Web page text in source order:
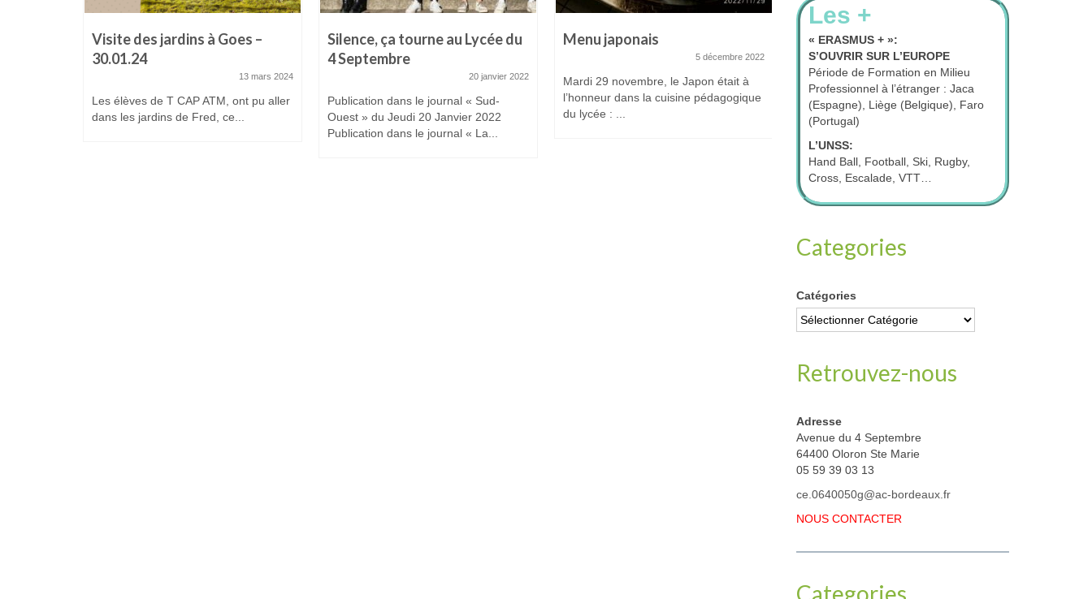
Visite des jardins à Goes –
30.01.24
13 mars 2024
Les élèves de T CAP ATM, ont pu aller
dans les jardins de Fred, ce...
Silence, ça tourne au Lycée du
4 Septembre
20 janvier 2022
Publication dans le journal « Sud-
Ouest » du Jeudi 20 Janvier 2022
Publication dans le journal « La...
Menu japonais
5 décembre 2022
Mardi 29 novembre, le Japon était à
l’honneur dans la cuisine pédagogique
du lycée : ...
Mercredi Bénévolat au Lycée
du 4
24 novembre 2023
Le mercredi après-midi, au 4
Septembre, c'est bénévolat ! Certaines
Les +
« ERASMUS + »:
S’OUVRIR SUR L’EUROPE
Période de Formation en Milieu
Professionnel à l’étranger : Jaca
(Espagne), Liège (Belgique), Faro
(Portugal)
L’UNSS:
Hand Ball, Football, Ski, Rugby,
Cross, Escalade, VTT…
Categories
Catégories
Retrouvez-nous
Adresse
Avenue du 4 Septembre
64400 Oloron Ste Marie
05 59 39 03 13
ce.0640050g@ac-bordeaux.fr
NOUS CONTACTER
Categories